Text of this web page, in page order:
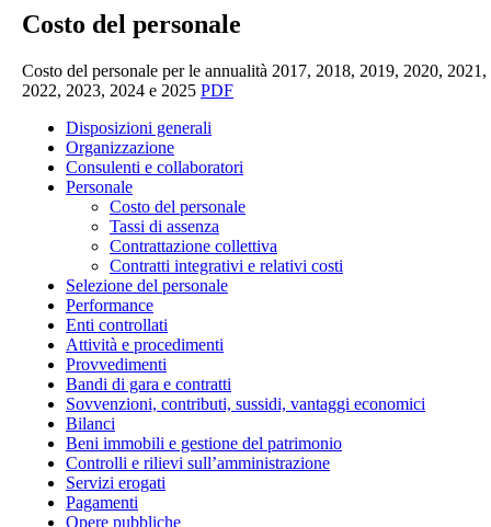
Costo del personale
Costo del personale per le annualità 2017, 2018, 2019, 2020, 2021,
2022, 2023, 2024 e 2025 PDF
Disposizioni generali
Organizzazione
Consulenti e collaboratori
Personale
Costo del personale
Tassi di assenza
Contrattazione collettiva
Contratti integrativi e relativi costi
Selezione del personale
Performance
Enti controllati
Attività e procedimenti
Provvedimenti
Bandi di gara e contratti
Sovvenzioni, contributi, sussidi, vantaggi economici
Bilanci
Beni immobili e gestione del patrimonio
Controlli e rilievi sull’amministrazione
Servizi erogati
Pagamenti
Opere pubbliche